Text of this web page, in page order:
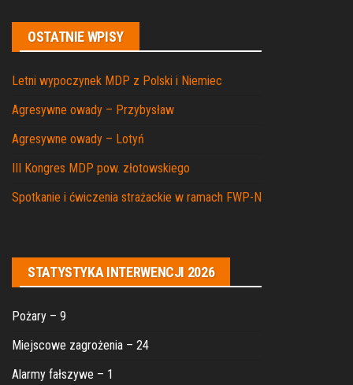
OSTATNIE WPISY
Letni wypoczynek MDP z Polski i Niemiec
Agresywne owady – Przybysław
Agresywne owady – Lotyń
III Kongres MDP pow. złotowskiego
Spotkanie i ćwiczenia strażackie w ramach FWP-N
STATYSTYKA INTERWENCJI 2026
Pożary – 9
Miejscowe zagrożenia – 24
Alarmy fałszywe – 1